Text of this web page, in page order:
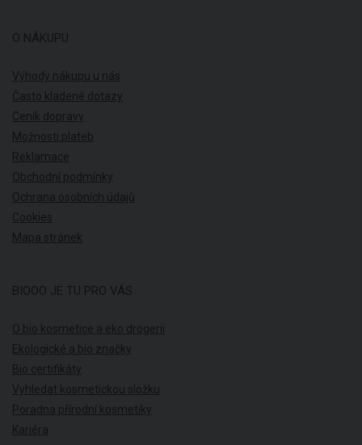
O NÁKUPU
Výhody nákupu u nás
Často kladené dotazy
Ceník dopravy
Možnosti plateb
Reklamace
Obchodní podmínky
Ochrana osobních údajů
Cookies
Mapa stránek
BIOOO JE TU PRO VÁS
O bio kosmetice a eko drogerii
Ekologické a bio značky
Bio certifikáty
Vyhledat kosmetickou složku
Poradna přírodní kosmetiky
Kariéra